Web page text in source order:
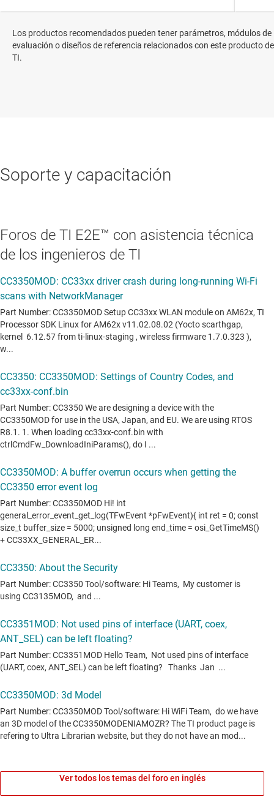
Los productos recomendados pueden tener parámetros, módulos de
evaluación o diseños de referencia relacionados con este producto de
TI.
Soporte y capacitación
Foros de TI E2E™ con asistencia técnica
de los ingenieros de TI
Ver todos los temas del foro en inglés